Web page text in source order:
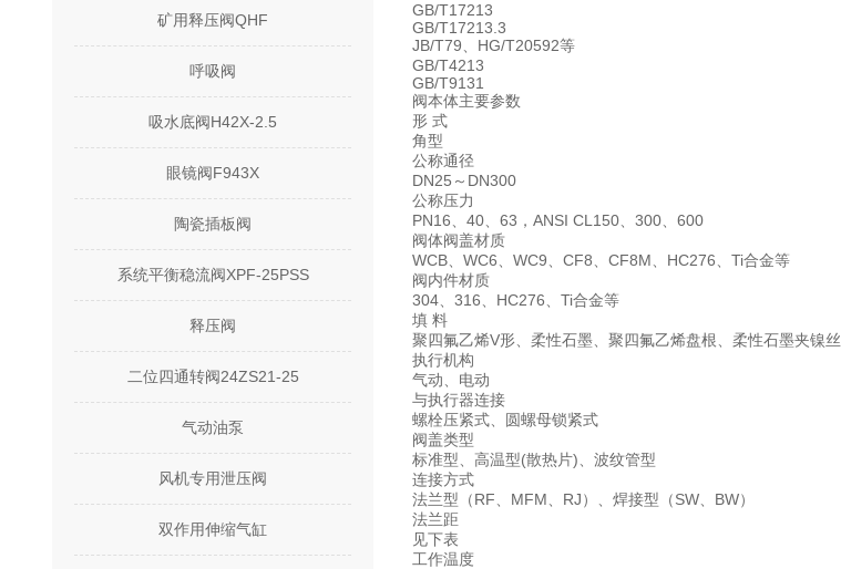
矿用释压阀QHF
呼吸阀
吸水底阀H42X-2.5
眼镜阀F943X
陶瓷插板阀
系统平衡稳流阀XPF-25PSS
释压阀
二位四通转阀24ZS21-25
气动油泵
风机专用泄压阀
双作用伸缩气缸
GB/T17213
GB/T17213.3
JB/T79、HG/T20592等
GB/T4213
GB/T9131
阀本体主要参数
形 式
角型
公称通径
DN25～DN300
公称压力
PN16、40、63，ANSI CL150、300、600
阀体阀盖材质
WCB、WC6、WC9、CF8、CF8M、HC276、Ti合金等
阀内件材质
304、316、HC276、Ti合金等
填 料
聚四氟乙烯V形、柔性石墨、聚四氟乙烯盘根、柔性石墨夹镍丝
执行机构
气动、电动
与执行器连接
螺栓压紧式、圆螺母锁紧式
阀盖类型
标准型、高温型(散热片)、波纹管型
连接方式
法兰型（RF、MFM、RJ）、焊接型（SW、BW）
法兰距
见下表
工作温度